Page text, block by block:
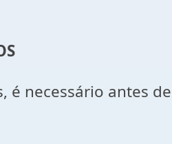
necessário antes